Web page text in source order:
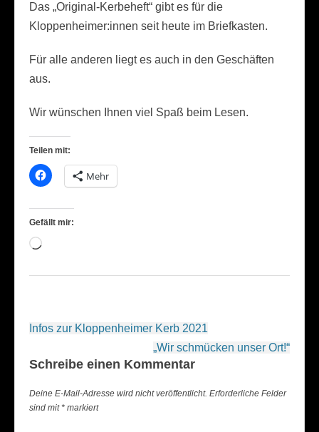
Das „Original-Kerbeheft“ gibt es für die
Kloppenheimer:innen seit heute im Briefkasten.
Für alle anderen liegt es auch in den Geschäften
aus.
Wir wünschen Ihnen viel Spaß beim Lesen.
Teilen mit:
Mehr
Gefällt mir:
Wird
Beitragsnavigation
Infos zur Kloppenheimer Kerb 2021
„Wir schmücken unser Ort!“
Schreibe einen Kommentar
Deine E-Mail-Adresse wird nicht veröffentlicht. Erforderliche Felder
sind mit* markiert